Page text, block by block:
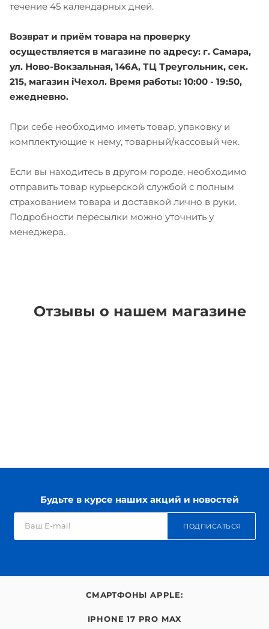
течение 45 календарных дней.
Возврат и приём товара на проверку
осуществляется в магазине по адресу: г. Самара,
ул. Ново-Вокзальная, 146А, ТЦ Треугольник, сек.
215, магазин iЧехол. Время работы: 10:00 - 19:50,
ежедневно.
При себе необходимо иметь товар, упаковку и
комплектующие к нему, товарный/кассовый чек.
Если вы находитесь в другом городе, необходимо
отправить товар курьерской службой с полным
страхованием товара и доставкой лично в руки.
Подробности пересылки можно уточнить у
менеджера.
Отзывы о нашем магазине
Будьте в курсе наших акций и новостей
ПОДПИСАТЬСЯ
СМАРТФОНЫ APPLE:
IPHONE 17 PRO MAX